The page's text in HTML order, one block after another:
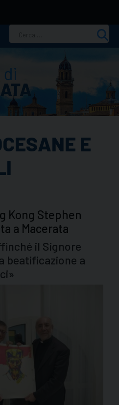
per:
E
Kong Stephen
a Macerata
il Signore
beatificazione a